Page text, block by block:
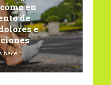
en
de
e
hace